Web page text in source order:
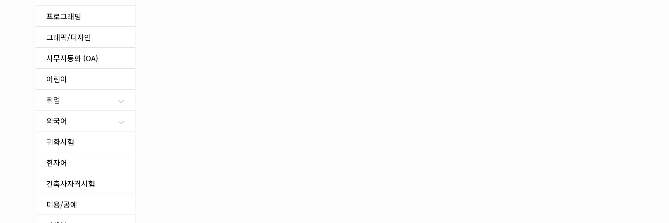
프로그래밍
그래픽/디자인
사무자동화 (OA)
어린이
취업
외국어
귀화시험
한자어
건축사자격시험
미용/공예